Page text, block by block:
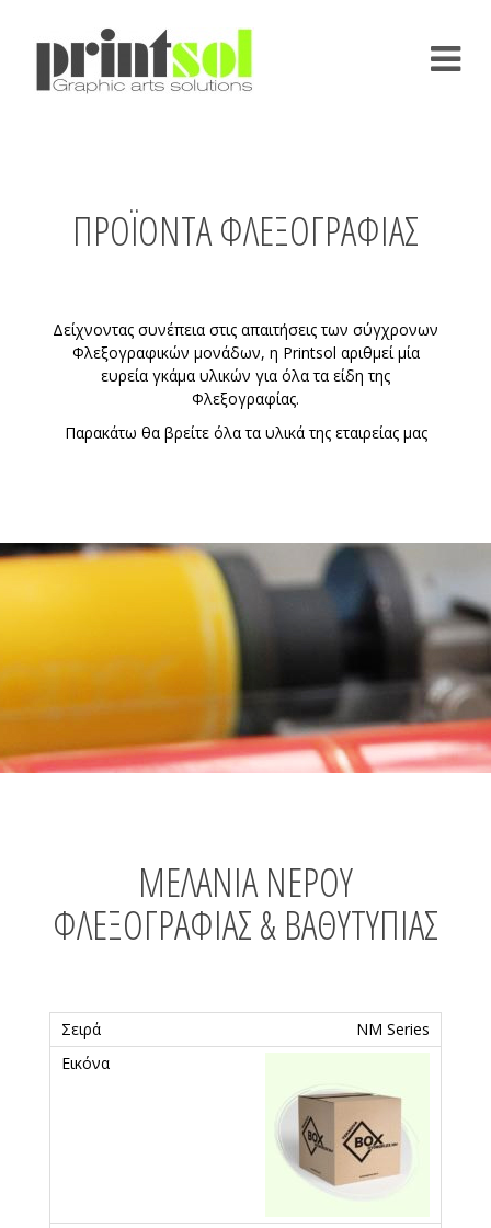
ΠΡΟΪΌΝΤΑ ΦΛΕΞΟΓΡΑΦΊΑΣ
Δείχνοντας συνέπεια στις απαιτήσεις των σύγχρονων
Φλεξογραφικών μονάδων, η Printsol αριθμεί μία
ευρεία γκάμα υλικών για όλα τα είδη της
Φλεξογραφίας.
Παρακάτω θα βρείτε όλα τα υλικά της εταιρείας μας
ΜΕΛΆΝΙΑ ΝΕΡΟΎ
ΦΛΕΞΟΓΡΑΦΊΑΣ & ΒΑΘΥΤΥΠΊΑΣ
ΝΜ Series